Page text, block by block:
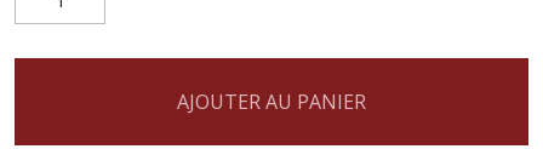
AJOUTER AU PANIER